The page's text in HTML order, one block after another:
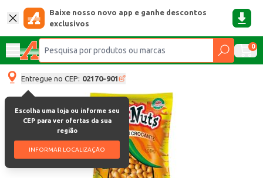
Baixe nosso novo app e ganhe descontos
exclusivos
0
Entregue no CEP: 02170-901
Escolha uma loja ou informe seu
CEP para ver ofertas da sua
região
INFORMAR LOCALIZAÇÃO